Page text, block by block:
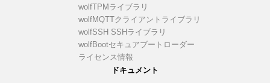
wolfTPMライブラリ
wolfMQTTクライアントライブラリ
wolfSSH SSHライブラリ
wolfBootセキュアブートローダー
ライセンス情報
ドキュメント